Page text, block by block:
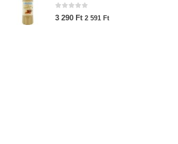
0 az 5-ből
3 290 Ft 2 591 Ft